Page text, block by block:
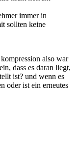
immer in
sollten keine
also war
dass es daran liegt,
ist? und wenn es
oder ist ein erneutes